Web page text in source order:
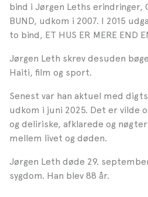
bind i Jørgen Leths erindringer,
BUND, udkom i 2007. I 2015
to bind, ET HUS ER MERE END
Jørgen Leth skrev desuden
Haiti, film og sport.
Senest var han aktuel med
udkom i juni 2025. Det er vilde
og deliriske, afklarede og
mellem livet og døden.
Jørgen Leth døde 29.
sygdom. Han blev 88 år.